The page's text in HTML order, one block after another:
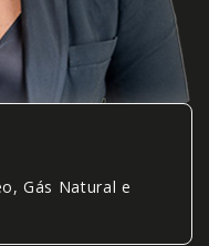
Gás Natural e